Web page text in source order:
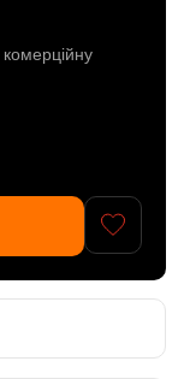
комерційну